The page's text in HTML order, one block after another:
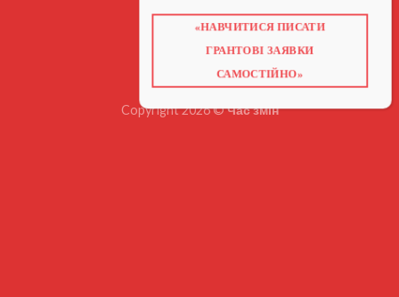
НАВЧАННЯ
КНИГИ
ВІДЕО ПРО ГРАНТИ
Copyright 2026 ©Час змін
«НАВЧИТИСЯ ПИСАТИ
ГРАНТОВІ ЗАЯВКИ
САМОСТІЙНО»